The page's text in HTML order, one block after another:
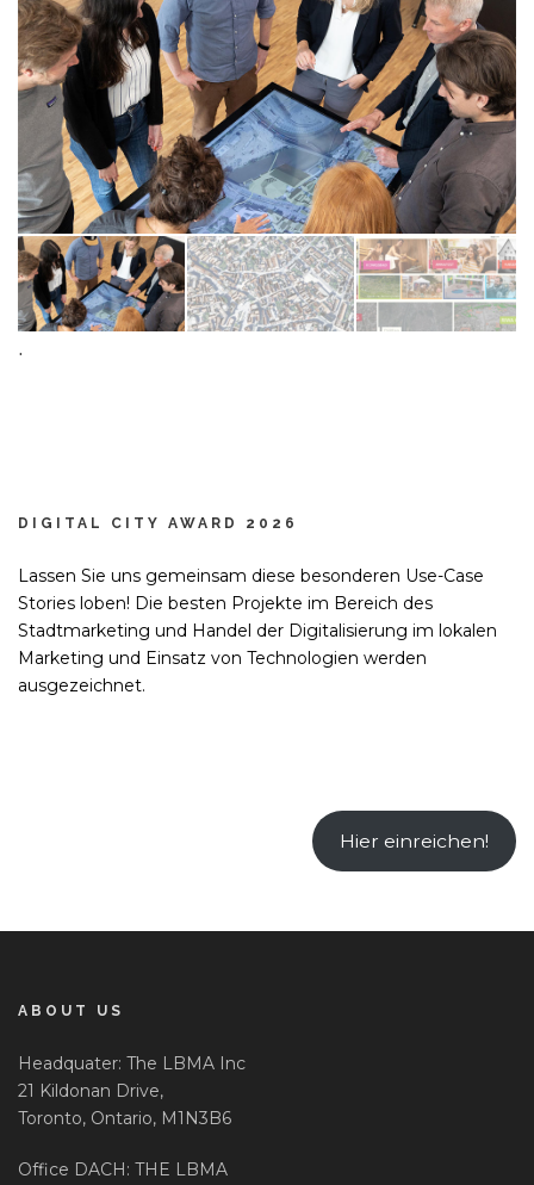
.
DIGITAL CITY AWARD 2026
Lassen Sie uns gemeinsam diese besonderen Use-Case
Stories loben! Die besten Projekte im Bereich des
Stadtmarketing und Handel der Digitalisierung im lokalen
Marketing und Einsatz von Technologien werden
ausgezeichnet.
Hier einreichen!
ABOUT US
Headquater: The LBMA Inc
21 Kildonan Drive,
Toronto, Ontario, M1N3B6
Office DACH: THE LBMA